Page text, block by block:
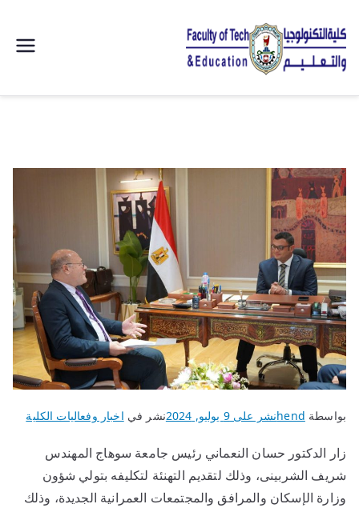
التكنولوجيا
الصناعى
جامعة
سوهاج |
بواسطة hendنشر على9 يوليو, 2024 نشر في اخبار وفعاليات الكلية
زار الدكتور حسان النعماني رئيس جامعة سوهاج المهندس
شريف الشربينى، وذلك لتقديم التهنئة لتكليفه بتولي شؤون
وزارة الإسكان والمرافق والمجتمعات العمرانية الجديدة، وذلك